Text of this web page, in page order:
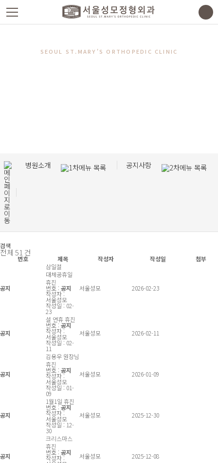
SEOUL ST.MARY'S ORTHOPEDIC CLINIC
병원소개 공지사항
검색
전체 51 건
번호 제목 작성자 작성일 첨부
공지
삼일절
대체공휴일
휴진
번호 : 공지
작성자 :
서울성모
작성일 : 02-
23
서울성모 2026-02-23
공지
설 연휴 휴진
번호 :공지
작성자 :
서울성모
작성일 : 02-
11
서울성모 2026-02-11
공지
김용우 원장님
휴진
번호 : 공지
작성자 :
서울성모
작성일 : 01-
09
서울성모 2026-01-09
공지
1월1일 휴진
번호 :공지
작성자 :
서울성모
작성일 : 12-
30
서울성모 2025-12-30
공지
크리스마스
휴진
번호 : 공지
작성자 : 서울성모 2025-12-08